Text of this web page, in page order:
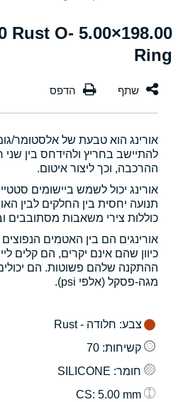
70 Rust O-
Ring
אורינג הוא טבעת של אלסטומר/
להתיישב בחריץ ולהידחס בין
ההרכבה, וכך ליצור איטום.
אורינג יכול לשמש ביישומים
תנועה יחסית בין החלקים לבין
כוללות צירי משאבות מסתובבים
אורינגים הם בין האטמים
כיוון שהם אינם יקרים, הם קלים
ההתקנה שלהם פשוטות. הם
מגה-פסקל (אלפי psi).
צבע: חלודה - Rust
קשיחות: 70
חומר: SILICONE
: 5.00 mm